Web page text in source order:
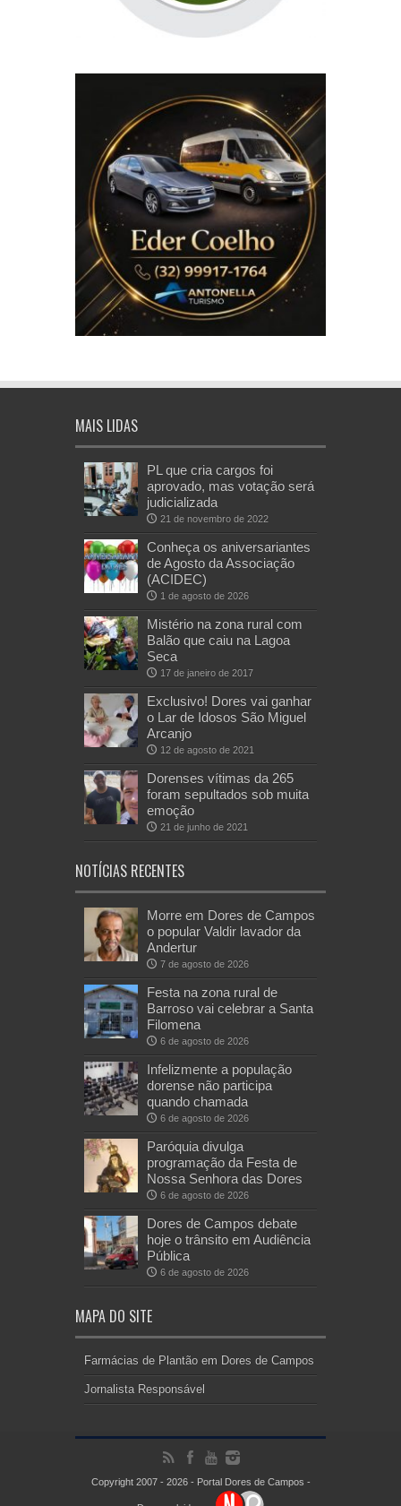
MAIS LIDAS
PL que cria cargos foi
aprovado, mas votação será
judicializada
21 de novembro de 2022
Conheça os aniversariantes
de Agosto da Associação
(ACIDEC)
1 de agosto de 2026
Mistério na zona rural com
Balão que caiu na Lagoa
Seca
17 de janeiro de 2017
Exclusivo! Dores vai ganhar
o Lar de Idosos São Miguel
Arcanjo
12 de agosto de 2021
Dorenses vítimas da 265
foram sepultados sob muita
emoção
21 de junho de 2021
NOTÍCIAS RECENTES
Morre em Dores de Campos
o popular Valdir lavador da
Andertur
7 de agosto de 2026
Festa na zona rural de
Barroso vai celebrar a Santa
Filomena
6 de agosto de 2026
Infelizmente a população
dorense não participa
quando chamada
6 de agosto de 2026
Paróquia divulga
programação da Festa de
Nossa Senhora das Dores
6 de agosto de 2026
Dores de Campos debate
hoje o trânsito em Audiência
Pública
6 de agosto de 2026
MAPA DO SITE
Farmácias de Plantão em Dores de Campos
Jornalista Responsável
Copyright 2007 - 2026 - Portal Dores de Campos -